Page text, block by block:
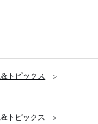
&トピックス
&トピックス